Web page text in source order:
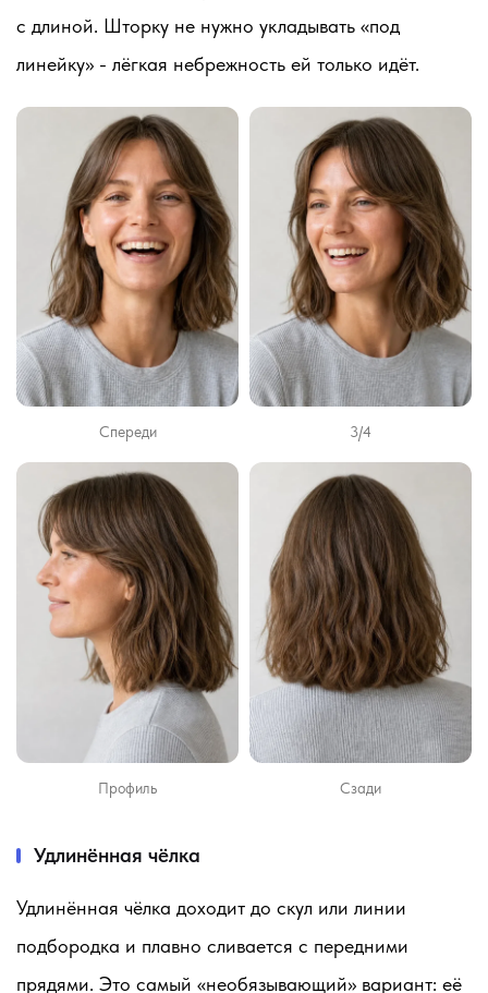
с длиной. Шторку не нужно укладывать «под
линейку» - лёгкая небрежность ей только идёт.
Спереди 3/4
Профиль Сзади
Удлинённая чёлка
Удлинённая чёлка доходит до скул или линии
подбородка и плавно сливается с передними
прядями. Это самый «необязывающий» вариант: её